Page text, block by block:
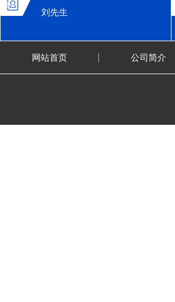
刘先生
网站首页 公司简介